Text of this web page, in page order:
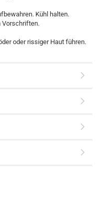
Kühl halten.
Vorschriften.
oder rissiger Haut führen.